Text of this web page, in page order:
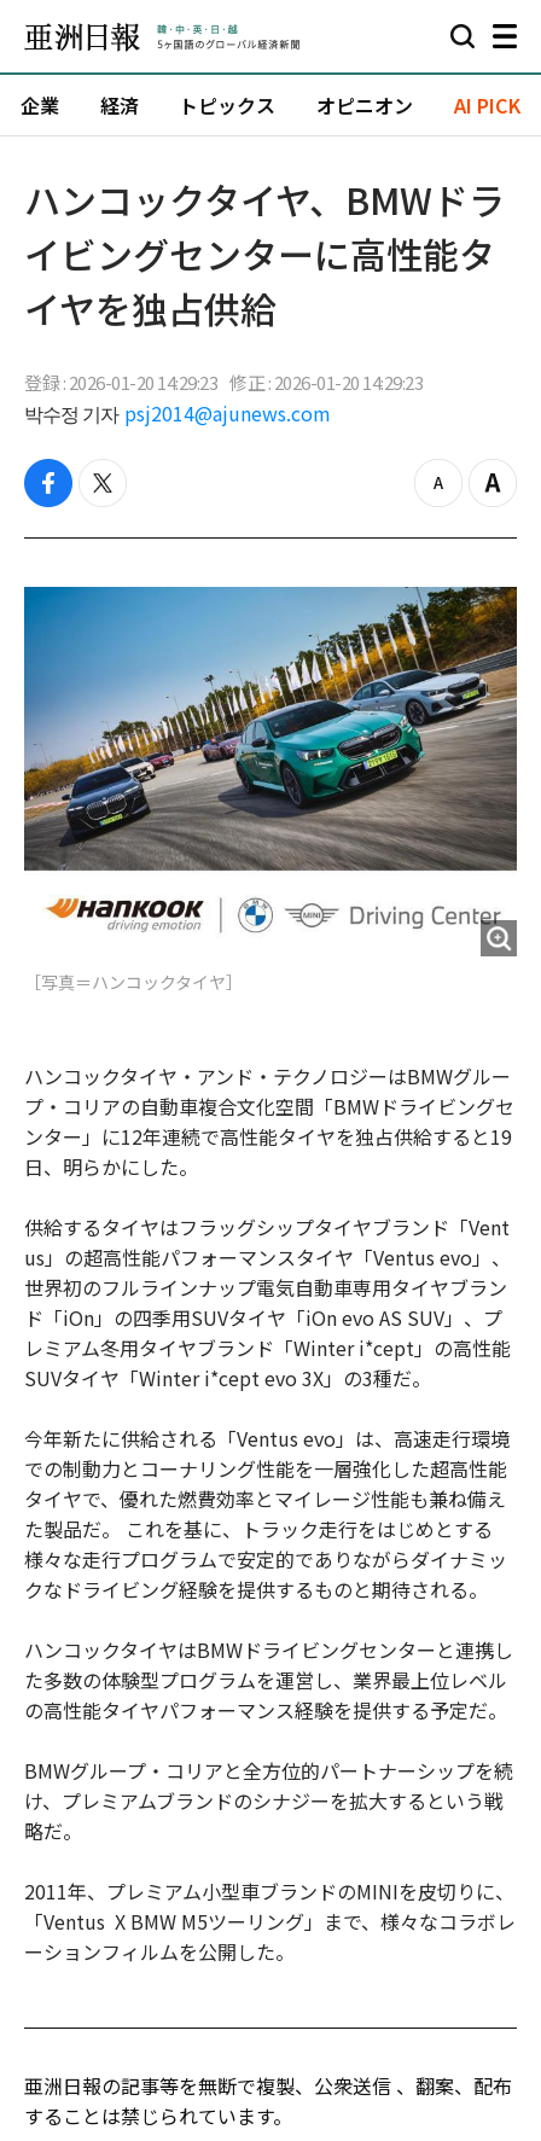
企業 経済 トピックス オピニオン AI PICK
ハンコックタイヤ、BMWドラ
イビングセンターに高性能タ
イヤを独占供給
登録 : 2026-01-20 14:29:23 修正 : 2026-01-20 14:29:23
박수정 기자 psj2014@ajunews.com
f
c
b
t
i
t
z
o
o
u
t
Z
o
i
n
［写真＝ハンコックタイヤ］
ハンコックタイヤ・アンド・テクノロジーはBMWグルー
プ・コリアの自動車複合文化空間「BMWドライビングセ
ンター」に12年連続で高性能タイヤを独占供給すると19
日、明らかにした。
供給するタイヤはフラッグシップタイヤブランド「Vent
us」の超高性能パフォーマンスタイヤ「Ventus evo」、
世界初のフルラインナップ電気自動車専用タイヤブラン
ド「iOn」の四季用SUVタイヤ「iOn evo AS SUV」、プ
レミアム冬用タイヤブランド「Winter i*cept」の高性能
SUVタイヤ「Winter i*cept evo 3X」の3種だ。
今年新たに供給される「Ventus evo」は、高速走行環境
での制動力とコーナリング性能を一層強化した超高性能
タイヤで、優れた燃費効率とマイレージ性能も兼ね備え
た製品だ。 これを基に、トラック走行をはじめとする
様々な走行プログラムで安定的でありながらダイナミッ
クなドライビング経験を提供するものと期待される。
ハンコックタイヤはBMWドライビングセンターと連携し
た多数の体験型プログラムを運営し、業界最上位レベル
の高性能タイヤパフォーマンス経験を提供する予定だ。
BMWグループ・コリアと全方位的パートナーシップを続
け、プレミアムブランドのシナジーを拡大するという戦
略だ。
2011年、プレミアム小型車ブランドのMINIを皮切りに、
「Ventus X BMW M5ツーリング」まで、様々なコラボレ
ーションフィルムを公開した。
亜洲日報の記事等を無断で複製、公衆送信 、翻案、配布
することは禁じられています。